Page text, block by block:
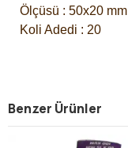
Ölçüsü : 50x20 mm
Koli Adedi : 20
Benzer Ürünler